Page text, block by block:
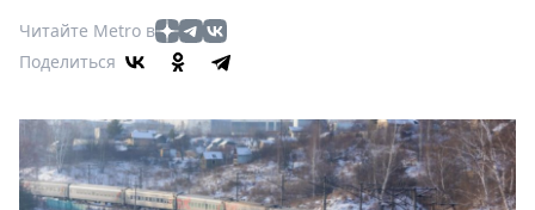
Афиша
Книги
Пресс-
релизы
О
Читайте Metro в
Поделиться